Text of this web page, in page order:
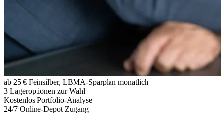
ab 25 € Feinsilber, LBMA-Sparplan monatlich
3 Lageroptionen zur Wahl
Kostenlos Portfolio-Analyse
24/7 Online-Depot Zugang